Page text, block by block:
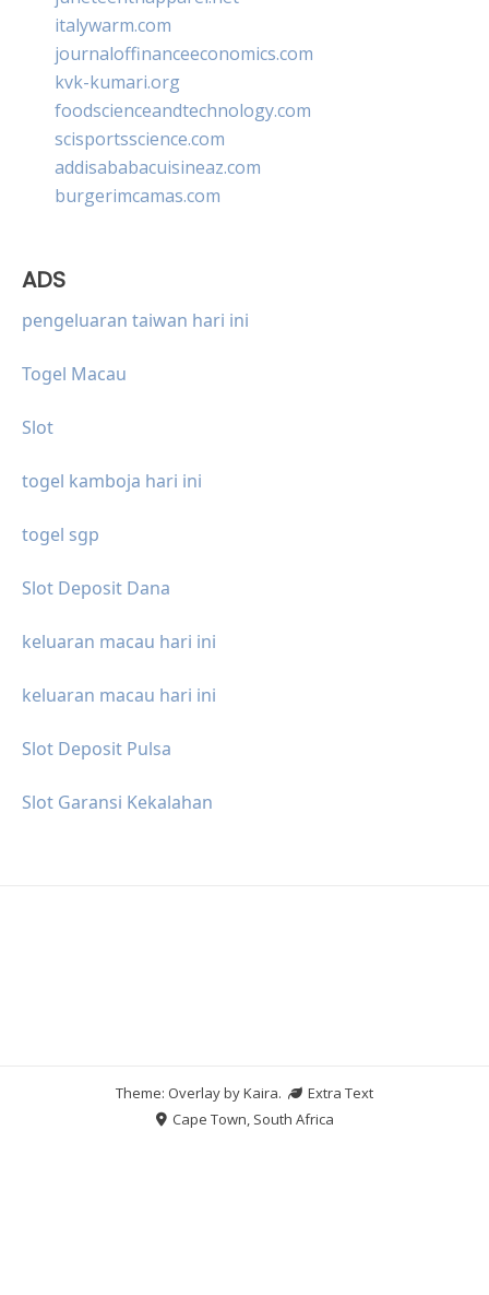
italywarm.com
journaloffinanceeconomics.com
kvk-kumari.org
foodscienceandtechnology.com
scisportsscience.com
addisababacuisineaz.com
burgerimcamas.com
ADS
pengeluaran taiwan hari ini
Togel Macau
Slot
togel kamboja hari ini
togel sgp
Slot Deposit Dana
keluaran macau hari ini
keluaran macau hari ini
Slot Deposit Pulsa
Slot Garansi Kekalahan
Theme: Overlay byKaira.
Extra Text
Cape Town, South Africa